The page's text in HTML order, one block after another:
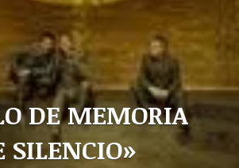
DE MEMORIA
SILENCIO»